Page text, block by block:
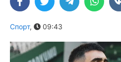
Спорт, 09:43